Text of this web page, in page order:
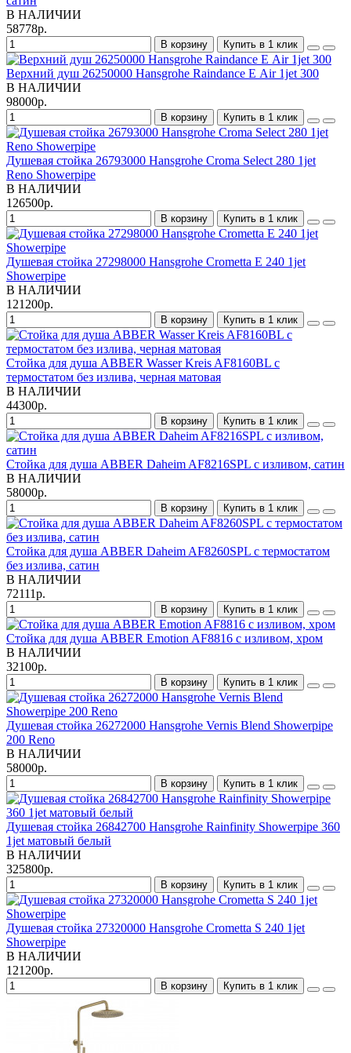
В НАЛИЧИИ
58778р.
В корзину Купить в 1 клик
Верхний душ 26250000 Hansgrohe Raindance Е Air 1jet 300
В НАЛИЧИИ
98000р.
В корзину Купить в 1 клик
Душевая стойка 26793000 Hansgrohe Croma Select 280 1jet
Reno Showerpipe
В НАЛИЧИИ
126500р.
В корзину Купить в 1 клик
Душевая стойка 27298000 Hansgrohe Crometta E 240 1jet
Showerpipe
В НАЛИЧИИ
121200р.
В корзину Купить в 1 клик
Стойка для душа ABBER Wasser Kreis AF8160BL с
термостатом без излива, черная матовая
В НАЛИЧИИ
44300р.
В корзину Купить в 1 клик
Стойка для душа ABBER Daheim AF8216SPL с изливом, сатин
В НАЛИЧИИ
58000р.
В корзину Купить в 1 клик
Стойка для душа ABBER Daheim AF8260SPL с термостатом
без излива, сатин
В НАЛИЧИИ
72111р.
В корзину Купить в 1 клик
Стойка для душа ABBER Emotion AF8816 с изливом, хром
В НАЛИЧИИ
32100р.
В корзину Купить в 1 клик
Душевая стойка 26272000 Hansgrohe Vernis Blend Showerpipe
200 Reno
В НАЛИЧИИ
58000р.
В корзину Купить в 1 клик
Душевая стойка 26842700 Hansgrohe Rainfinity Showerpipe 360
1jet матовый белый
В НАЛИЧИИ
325800р.
В корзину Купить в 1 клик
Душевая стойка 27320000 Hansgrohe Crometta S 240 1jet
Showerpipe
В НАЛИЧИИ
121200р.
В корзину Купить в 1 клик